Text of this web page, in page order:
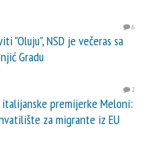
6
"Oluju", NSD je večeras sa
Gradu
2
premijerke Meloni:
za migrante iz EU